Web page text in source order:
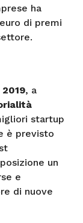
ha
di premi
, a
startup
è previsto
un
e
di nuove